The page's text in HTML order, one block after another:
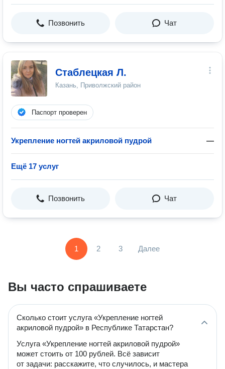
Позвонить Чат
Стаблецкая Л.
Казань, Приволжский район
Паспорт проверен
Укрепление ногтей акриловой пудрой —
Ещё 17 услуг
Позвонить Чат
1 2 3 Далее
Вы часто спрашиваете
Сколько стоит услуга «Укрепление ногтей
акриловой пудрой» в Республике Татарстан?
Услуга «Укрепление ногтей акриловой пудрой»
может стоить от 100 рублей. Всё зависит
от задачи: расскажите, что случилось, и мастера